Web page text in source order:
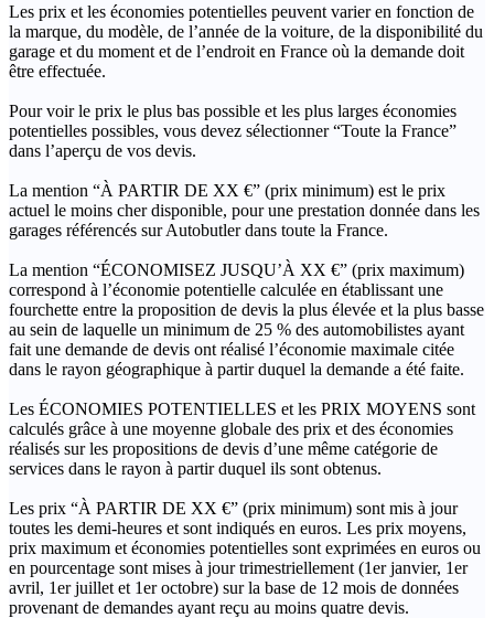
Les prix et les économies potentielles peuvent varier en fonction de
la marque, du modèle, de l’année de la voiture, de la disponibilité du
garage et du moment et de l’endroit en France où la demande doit
être effectuée.
Pour voir le prix le plus bas possible et les plus larges économies
potentielles possibles, vous devez sélectionner “Toute la France”
dans l’aperçu de vos devis.
La mention “À PARTIR DE XX €” (prix minimum) est le prix
actuel le moins cher disponible, pour une prestation donnée dans les
garages référencés sur Autobutler dans toute la France.
La mention “ÉCONOMISEZ JUSQU’À XX €” (prix maximum)
correspond à l’économie potentielle calculée en établissant une
fourchette entre la proposition de devis la plus élevée et la plus basse
au sein de laquelle un minimum de 25 % des automobilistes ayant
fait une demande de devis ont réalisé l’économie maximale citée
dans le rayon géographique à partir duquel la demande a été faite.
Les ÉCONOMIES POTENTIELLES et les PRIX MOYENS sont
calculés grâce à une moyenne globale des prix et des économies
réalisés sur les propositions de devis d’une même catégorie de
services dans le rayon à partir duquel ils sont obtenus.
Les prix “À PARTIR DE XX €” (prix minimum) sont mis à jour
toutes les demi-heures et sont indiqués en euros. Les prix moyens,
prix maximum et économies potentielles sont exprimées en euros ou
en pourcentage sont mises à jour trimestriellement (1er janvier, 1er
avril, 1er juillet et 1er octobre) sur la base de 12 mois de données
provenant de demandes ayant reçu au moins quatre devis.